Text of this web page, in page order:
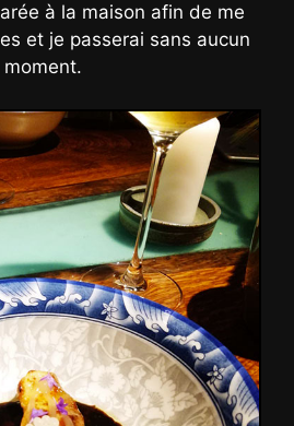
à la maison afin de me
et je passerai sans aucun